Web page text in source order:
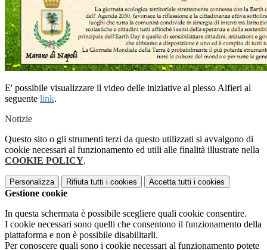
E' possibile visualizzare il video delle iniziative al plesso Alfieri al
seguente link.
Notizie
Questo sito o gli strumenti terzi da questo utilizzati si avvalgono di
cookie necessari al funzionamento ed utili alle finalità illustrate nella
COOKIE POLICY.
Personalizza Rifiuta tutti i cookies Accetta tutti i cookies
Gestione cookie
In questa schermata è possibile scegliere quali cookie consentire.
I cookie necessari sono quelli che consentono il funzionamento della
piattaforma e non è possibile disabilitarli.
Per conoscere quali sono i cookie necessari al funzionamento potete